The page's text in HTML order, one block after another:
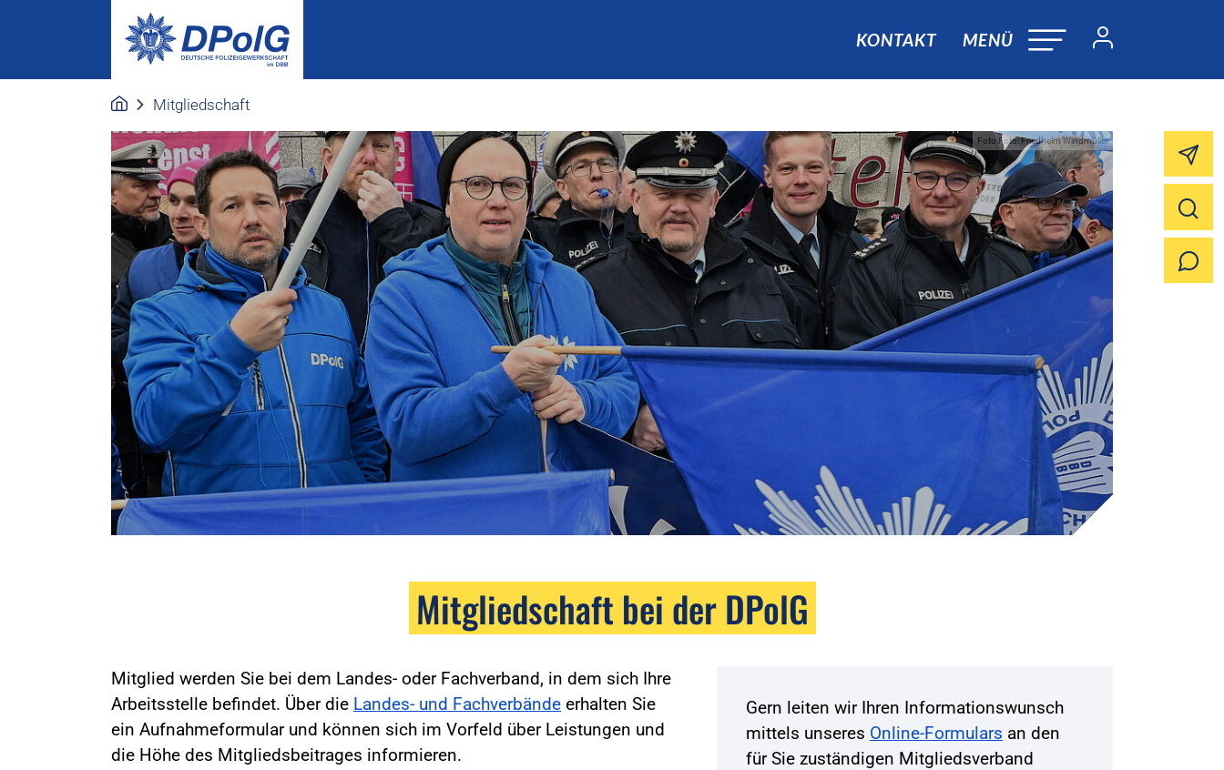
KONTAKT MENÜ
Mitgliedschaft
Foto:Foto: Friedhelm Windmüller
Mitgliedschaft bei der DPolG
Mitglied werden Sie bei dem Landes- oder Fachverband, in dem sich Ihre
Arbeitsstelle befindet. Über die Landes- und Fachverbände erhalten Sie
ein Aufnahmeformular und können sich im Vorfeld über Leistungen und
die Höhe des Mitgliedsbeitrages informieren.
Gern leiten wir Ihren Informationswunsch
mittels unseres Online-Formulars an den
für Sie zuständigen Mitgliedsverband